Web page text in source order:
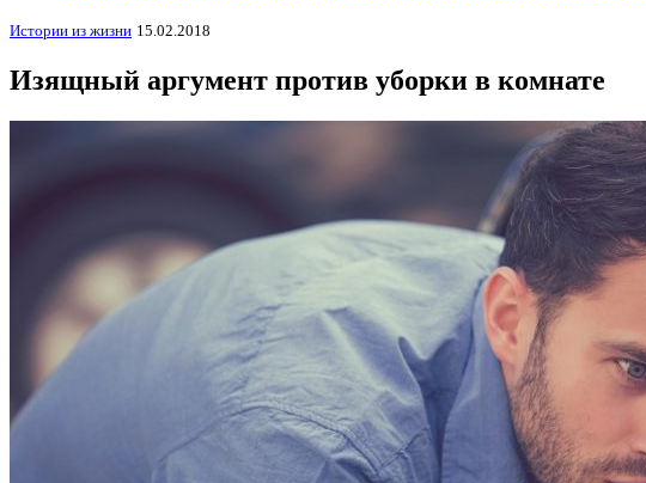
Истории из жизни 15.02.2018
Изящный аргумент против уборки в комнате